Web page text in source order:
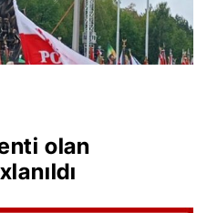
olan